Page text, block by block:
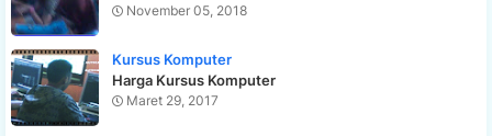
November 05, 2018
Kursus Komputer
Harga Kursus Komputer
Maret 29, 2017